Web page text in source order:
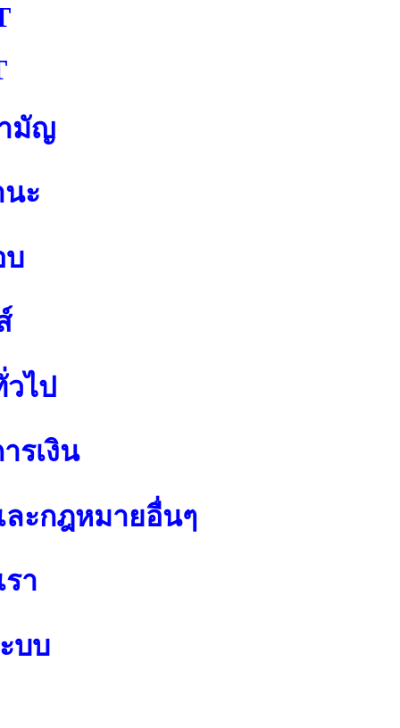
มัญ
ะ
บ
ไป
รเงิน
ะกฎหมายอื่นๆ
า
บบ